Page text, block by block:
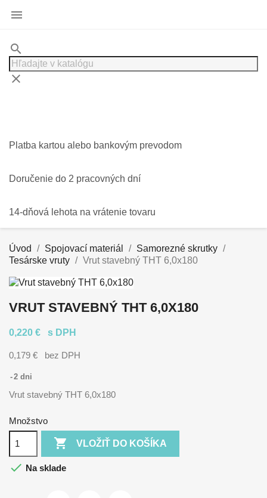

search
clear
Platba kartou alebo bankovým prevodom
Doručenie do 2 pracovných dní
14-dňová lehota na vrátenie tovaru
Úvod Spojovací materiál
Samorezné skrutky
Tesárske vruty
Vrut stavebný THT 6,0x180
VRUT STAVEBNÝ THT 6,0X180
0,220 € s DPH
0,179 € bez DPH
2 dni
Vrut stavebný THT 6,0x180
Množstvo
 VLOŽIŤ DO KOŠÍKA
 Na sklade